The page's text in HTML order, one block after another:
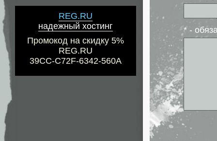
REG.RU
надежный хостинг
Промокод на скидку 5%
REG.RU
39CC-C72F-6342-560A
* -